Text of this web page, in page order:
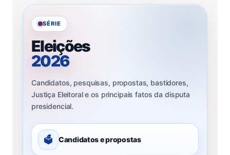
SÉRIE
Eleições
2026
Candidatos, pesquisas, propostas, bastidores,
Justiça Eleitoral e os principais fatos da disputa
presidencial.
🗳 Candidatos e propostas